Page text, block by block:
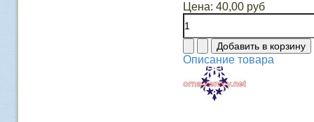
Цена: 40,00 руб
Описание товара